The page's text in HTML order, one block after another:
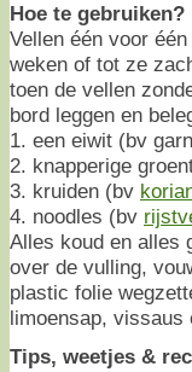
Hoe te gebruiken?
Vellen één voor
weken of tot ze
toen de vellen
bord leggen en
1. een eiwit (bv
2. knapperige
3. kruiden (bv
4. noodles (bv
Alles koud en alles
over de vulling,
plastic folie
limoensap, vissaus
Tips, weetjes &